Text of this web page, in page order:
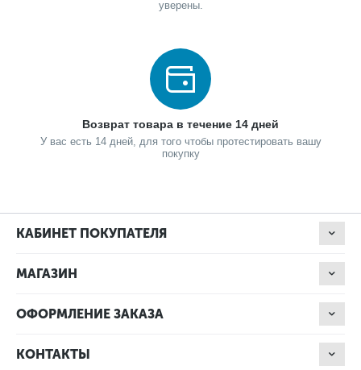
уверены.
Возврат товара в течение 14 дней
У вас есть 14 дней, для того чтобы протестировать вашу
покупку
КАБИНЕТ ПОКУПАТЕЛЯ
МАГАЗИН
ОФОРМЛЕНИЕ ЗАКАЗА
КОНТАКТЫ